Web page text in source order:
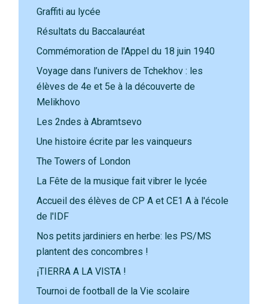
Graffiti au lycée
Résultats du Baccalauréat
Commémoration de l'Appel du 18 juin 1940
Voyage dans l’univers de Tchekhov : les
élèves de 4e et 5e à la découverte de
Melikhovo
Les 2ndes à Abramtsevo
Une histoire écrite par les vainqueurs
The Towers of London
La Fête de la musique fait vibrer le lycée
Accueil des élèves de CP A et CE1 A à l'école
de l'IDF
Nos petits jardiniers en herbe: les PS/MS
plantent des concombres !
¡TIERRA A LA VISTA !
Tournoi de football de la Vie scolaire